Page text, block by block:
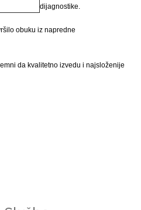
dijagnostike.
obuku iz napredne
da kvalitetno izvedu i najsloženije